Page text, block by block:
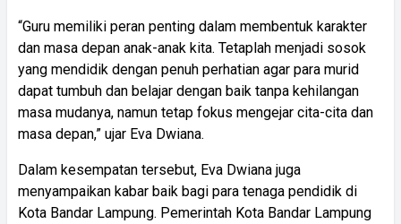
“Guru memiliki peran penting dalam membentuk karakter
dan masa depan anak-anak kita. Tetaplah menjadi sosok
yang mendidik dengan penuh perhatian agar para murid
dapat tumbuh dan belajar dengan baik tanpa kehilangan
masa mudanya, namun tetap fokus mengejar cita-cita dan
masa depan,” ujar Eva Dwiana.
Dalam kesempatan tersebut, Eva Dwiana juga
menyampaikan kabar baik bagi para tenaga pendidik di
Kota Bandar Lampung. Pemerintah Kota Bandar Lampung